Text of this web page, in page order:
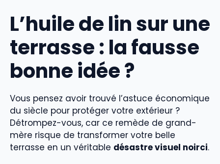
L’huile de lin sur une
terrasse : la fausse
bonne idée ?
Vous pensez avoir trouvé l’astuce économique
du siècle pour protéger votre extérieur ?
Détrompez-vous, car ce remède de grand-
mère risque de transformer votre belle
terrasse en un véritable désastre visuel noirci.